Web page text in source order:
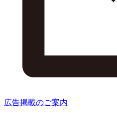
広告掲載のご案内